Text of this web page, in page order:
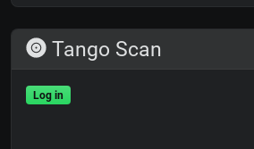
Tango Scan
Log in